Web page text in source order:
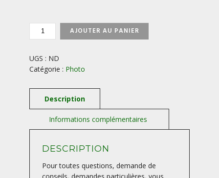
QUANTITÉ
AU-
CERVIN-
AUTOPORTRAIT
AJOUTER AU PANIER
UGS : ND
Catégorie : Photo
DESCRIPTION
Pour toutes questions, demande de